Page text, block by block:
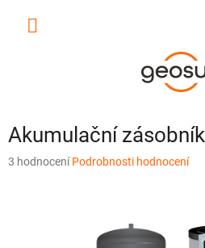
obsah
Akumulační
Průměrné
3 hodnocení Podrobnosti hodnocení